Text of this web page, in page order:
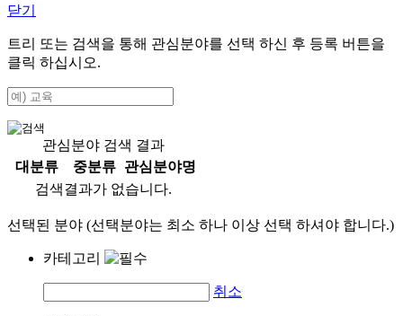
닫기
트리 또는 검색을 통해 관심분야를 선택 하신 후 등록 버튼을
클릭 하십시오.
관심분야 검색 결과
대분류
중분류
관심분야명
검색결과가 없습니다.
선택된 분야 (선택분야는 최소 하나 이상 선택 하셔야 합니다.)
카테고리
취소